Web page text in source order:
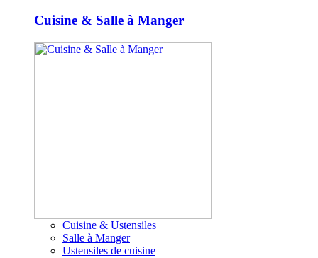
Cuisine & Salle à Manger
Cuisine & Ustensiles
Salle à Manger
Ustensiles de cuisine